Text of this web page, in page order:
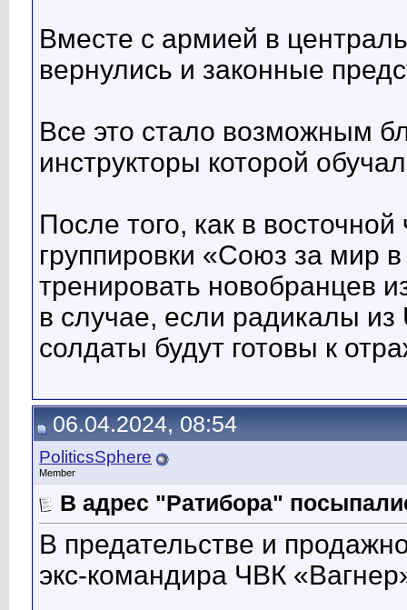
Вместе с армией в
вернулись и законные
Все это стало возможным
инструкторы которой
После того, как в
группировки «Союз за мир
тренировать новобранцев
в случае, если радикалы из
солдаты будут готовы к
06.04.2024, 08:54
PoliticsSphere
Member
В адрес "Ратибора"
В предательстве и
экс-командира ЧВК